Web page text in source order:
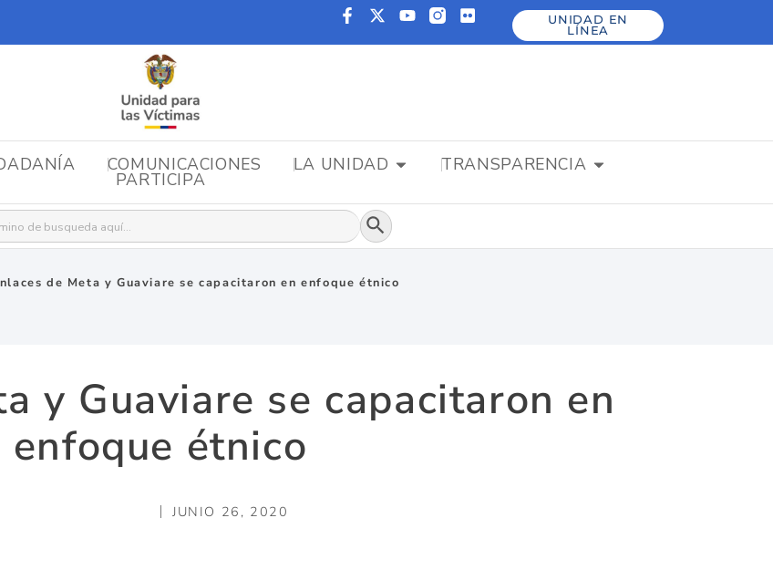
UNIDAD EN
LÍNEA
COMUNICACIONES LA UNIDAD TRANSPARENCIA
PARTICIPA
Botón de búsqueda
de Meta y Guaviare se capacitaron en enfoque étnico
y Guaviare se capacitaron en
enfoque étnico
JUNIO 26, 2020